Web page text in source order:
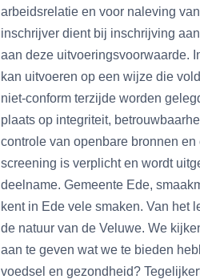
arbeidsrelatie en voor naleving
inschrijver dient bij inschrijving
aan deze uitvoeringsvoorwaarde.
kan uitvoeren op een wijze die
niet‑conform terzijde worden
plaats op integriteit,
controle van openbare bronnen
screening is verplicht en wordt
deelname. Gemeente Ede,
kent in Ede vele smaken. Van het
de natuur van de Veluwe. We
aan te geven wat we te bieden
voedsel en gezondheid?